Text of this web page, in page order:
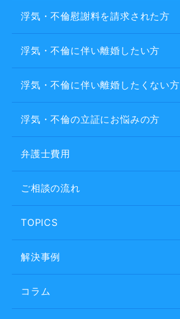
浮気・不倫慰謝料を請求された方
浮気・不倫に伴い離婚したい方
浮気・不倫に伴い離婚したくない方
浮気・不倫の立証にお悩みの方
弁護士費用
ご相談の流れ
TOPICS
解決事例
コラム